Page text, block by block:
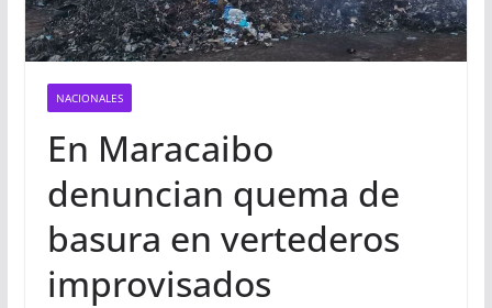
NACIONALES
En Maracaibo
denuncian quema de
basura en vertederos
improvisados